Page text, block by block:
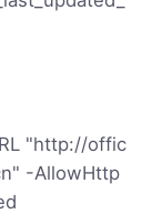
"http://offic
-AllowHttp